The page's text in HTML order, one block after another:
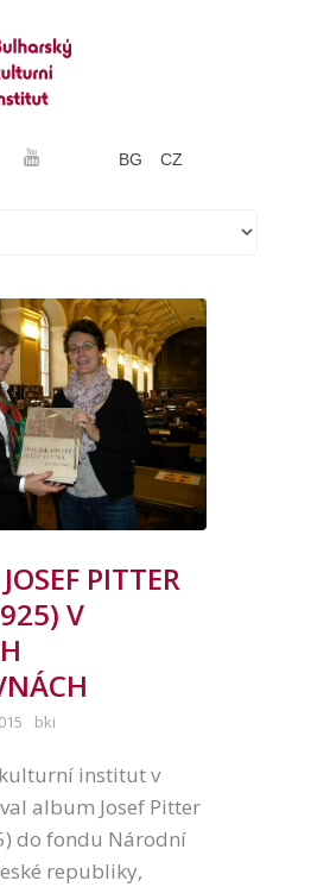
BG CZ
PITTER
V
bki
institut v
album Josef Pitter
do fondu Národní
republiky,